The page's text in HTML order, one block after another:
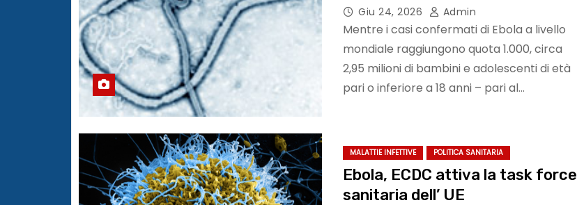
Giu 24, 2026 Admin
Mentre i casi confermati di Ebola a livello
mondiale raggiungono quota 1.000, circa
2,95 milioni di bambini e adolescenti di età
pari o inferiore a 18 anni – pari al…
MALATTIE INFETTIVE POLITICA SANITARIA
Ebola, ECDC attiva la task force
sanitaria dell’ UE